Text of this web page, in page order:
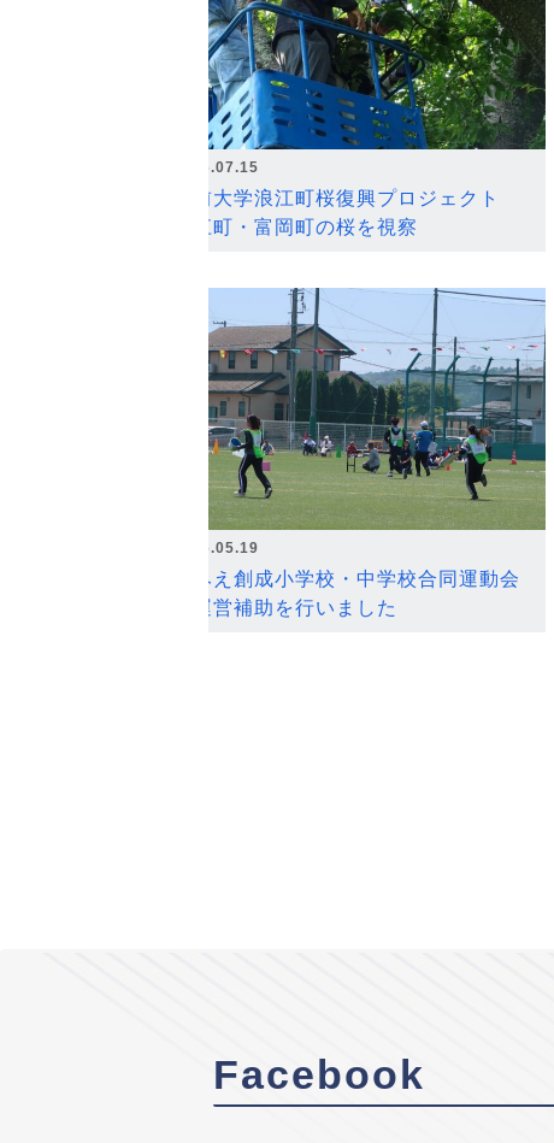
2026.07.15
弘前大学浪江町桜復興プロジェクト
浪江町・富岡町の桜を視察
2026.05.19
なみえ創成小学校・中学校合同運動会
の運営補助を行いました
Facebook